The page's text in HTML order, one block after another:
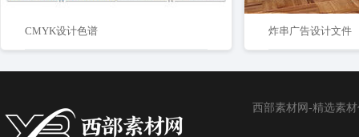
CMYK设计色谱 炸串广告设计文件
西部素材网-精选素